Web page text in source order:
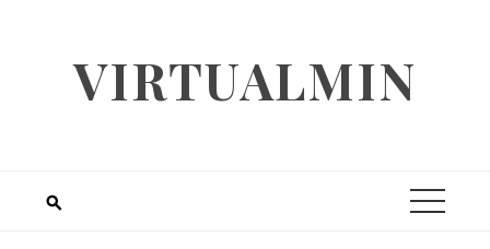
VIRTUALMIN